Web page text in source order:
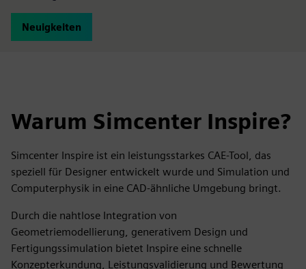
Neuigkeiten
Warum Simcenter Inspire?
Simcenter Inspire ist ein leistungsstarkes CAE-Tool, das
speziell für Designer entwickelt wurde und Simulation und
Computerphysik in eine CAD-ähnliche Umgebung bringt.
Durch die nahtlose Integration von
Geometriemodellierung, generativem Design und
Fertigungssimulation bietet Inspire eine schnelle
Konzepterkundung, Leistungsvalidierung und Bewertung